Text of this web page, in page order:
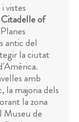
vistes
Citadelle of
antic del
la ciutat
amb
la majoria dels
la zona
Museu de